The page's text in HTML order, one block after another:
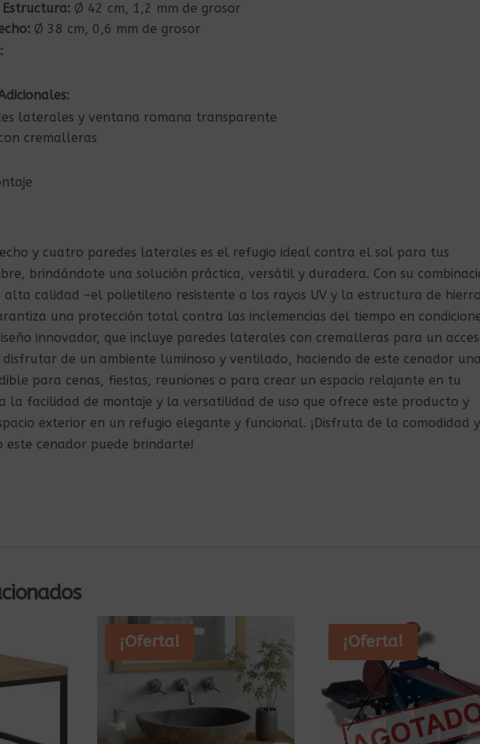
Ø 42 cm, 1,2 mm de grosor
Ø 38 cm, 0,6 mm de grosor
laterales y ventana romana transparente
cremalleras
y cuatro paredes laterales es el refugio ideal contra el sol para tus
brindándote una solución práctica, versátil y duradera. Con su
alta calidad –el polietileno resistente a los rayos UV y la estructura de
una protección total contra las inclemencias del tiempo en
innovador, que incluye paredes laterales con cremalleras para un
de un ambiente luminoso y ventilado, haciendo de este cenador
para cenas, fiestas, reuniones o para crear un espacio relajante en tu
la facilidad de montaje y la versatilidad de uso que ofrece este producto y
exterior en un refugio elegante y funcional. ¡Disfruta de la comodidad y
este cenador puede brindarte!
¡Oferta! ¡Oferta!